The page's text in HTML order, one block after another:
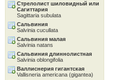
Стрелолист шиловидный или
Сагиттария
Sagittaria subulata
Сальвиния
Salvinia cucullata
Сальвиния малая
Salvinia natans
Сальвиния длиннолистная
Salvinia oblongifolia
Валлиснерия гигантская
Vallisneria americana (gigantea)